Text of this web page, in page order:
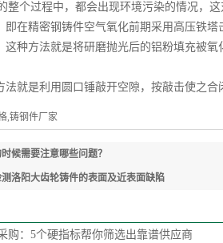
个过程中，都会出现环境污染的情况，这
精密钢铸件空气氧化前期采用高压铁塔
方法就是将研磨抛光后的铝粉填充被氧
是利用圆口锤敲开空隙，按敲击使之合
,铸钢件厂家
候需要注意哪些问题？
洛阳大齿轮铸件的表面及近表面缺陷
购：5个硬指标帮你筛选出靠谱供应商